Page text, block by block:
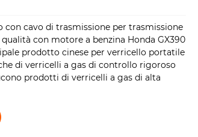
con cavo di trasmissione per trasmissione
con motore a benzina Honda GX390
prodotto cinese per verricello portatile
di verricelli a gas di controllo rigoroso
prodotti di verricelli a gas di alta